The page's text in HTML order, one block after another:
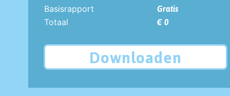
Basisrapport
Gratis
Totaal
€ 0
Downloaden